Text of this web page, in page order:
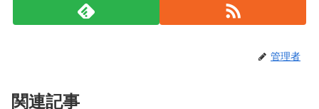
管理者
関連記事